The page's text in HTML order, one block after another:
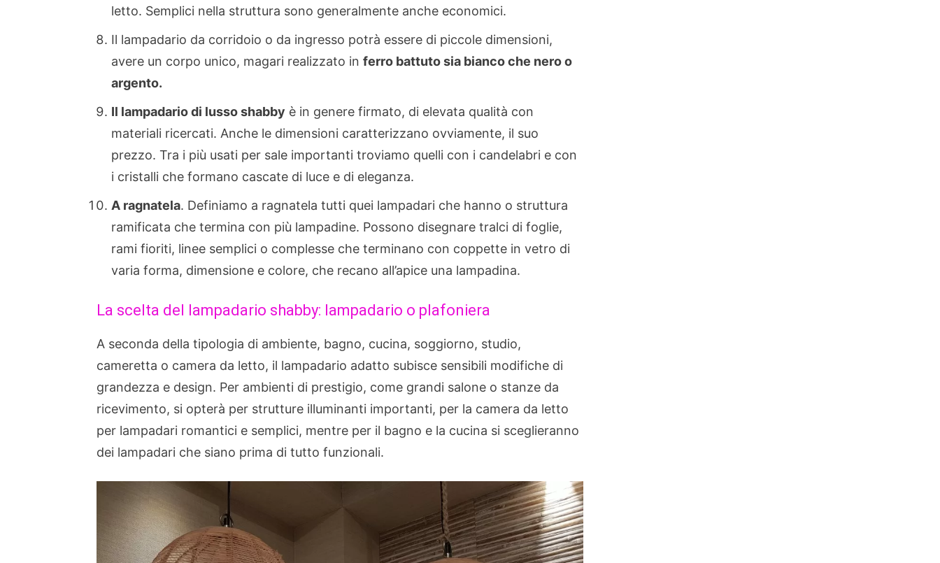
letto. Semplici nella struttura sono generalmente anche economici.
Il lampadario da corridoio o da ingresso potrà essere di piccole dimensioni,
avere un corpo unico, magari realizzato in ferro battuto sia bianco che nero o
argento.
Il lampadario di lusso shabby è in genere firmato, di elevata qualità con
materiali ricercati. Anche le dimensioni caratterizzano ovviamente, il suo
prezzo. Tra i più usati per sale importanti troviamo quelli con i candelabri e con
i cristalli che formano cascate di luce e di eleganza.
A ragnatela. Definiamo a ragnatela tutti quei lampadari che hanno o struttura
ramificata che termina con più lampadine. Possono disegnare tralci di foglie,
rami fioriti, linee semplici o complesse che terminano con coppette in vetro di
varia forma, dimensione e colore, che recano all’apice una lampadina.
La scelta del lampadario shabby: lampadario o plafoniera
A seconda della tipologia di ambiente, bagno, cucina, soggiorno, studio,
cameretta o camera da letto, il lampadario adatto subisce sensibili modifiche di
grandezza e design. Per ambienti di prestigio, come grandi salone o stanze da
ricevimento, si opterà per strutture illuminanti importanti, per la camera da letto
per lampadari romantici e semplici, mentre per il bagno e la cucina si sceglieranno
dei lampadari che siano prima di tutto funzionali.